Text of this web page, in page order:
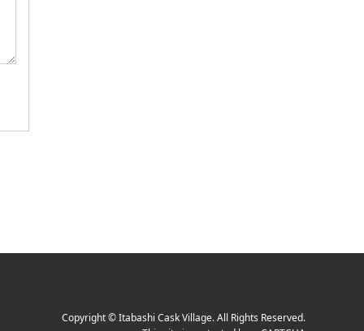
Copyright©Itabashi Cask Village. All Rights Reserved.